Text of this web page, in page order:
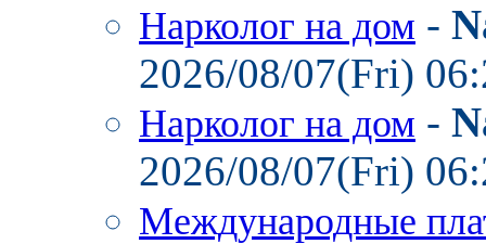
Нарколог на дом -
2026/08/07(Fri)
Нарколог на дом -
2026/08/07(Fri)
Международные